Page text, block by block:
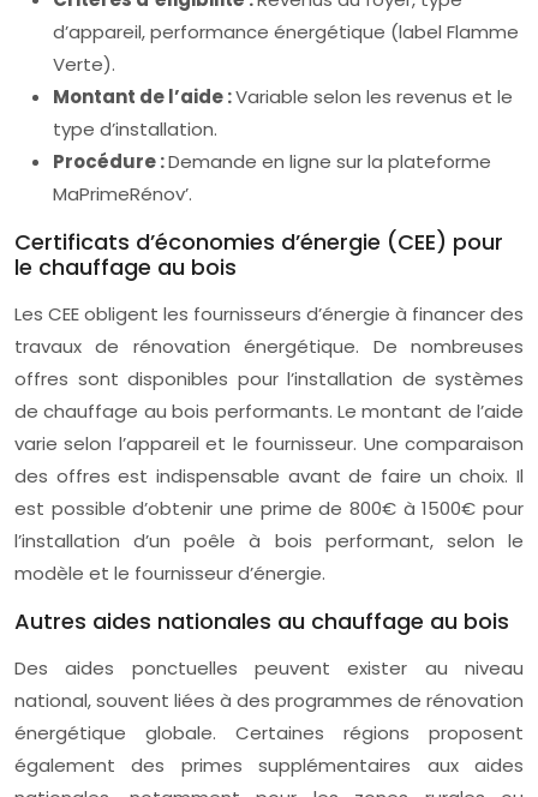
d’appareil, performance énergétique (label Flamme
Verte).
Montant de l’aide :Variable selon les revenus et le
type d’installation.
Procédure :Demande en ligne sur la plateforme
MaPrimeRénov’.
Certificats d’économies d’énergie (CEE) pour
le chauffage au bois
Les CEE obligent les fournisseurs d’énergie à financer des
travaux de rénovation énergétique. De nombreuses
offres sont disponibles pour l’installation de systèmes
de chauffage au bois performants. Le montant de l’aide
varie selon l’appareil et le fournisseur. Une comparaison
des offres est indispensable avant de faire un choix. Il
est possible d’obtenir une prime de 800€ à 1500€ pour
l’installation d’un poêle à bois performant, selon le
modèle et le fournisseur d’énergie.
Autres aides nationales au chauffage au bois
Des aides ponctuelles peuvent exister au niveau
national, souvent liées à des programmes de rénovation
énergétique globale. Certaines régions proposent
également des primes supplémentaires aux aides